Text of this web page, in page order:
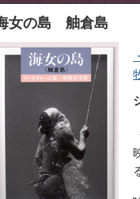
女の島 舳倉島